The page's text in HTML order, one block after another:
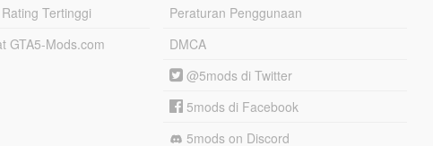
Tertinggi
GTA5-Mods.com
Peraturan Penggunaan
DMCA
@5mods di Twitter
5mods di Facebook
5mods on Discord